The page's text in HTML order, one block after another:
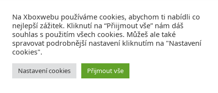
Tvorba webů a sociální služby
Reklama – Inzerce –
Na Xboxwebu používáme cookies, abychom ti nabídli co
nejlepší zážitek. Kliknutí na “Přiijmout vše” nám dáš
souhlas s použitím všech cookies. Můžeš ale také
spravovat podrobnější nastavení kliknutím na "Nastavení
cookies".
Nastavení cookies Přijmout vše